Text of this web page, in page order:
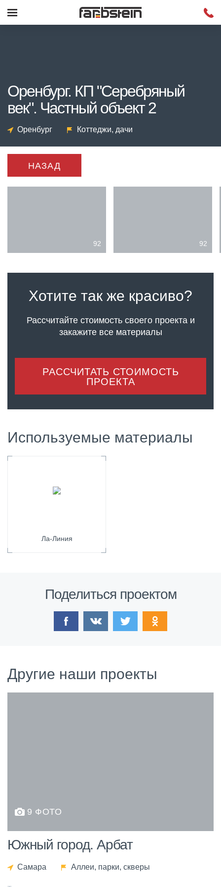
Оренбург. КП "Серебряный
век". Частный объект 2
Оренбург Коттеджи, дачи
НАЗАД
92 92
Хотите так же красиво?
Рассчитайте стоимость своего проектаи
закажите все материалы
РАССЧИТАТЬ СТОИМОСТЬ
ПРОЕКТА
Используемые материалы
Ла-Линия
Поделиться проектом
Другие наши проекты
9 ФОТО
Южный город. Арбат
Самара Аллеи, парки, скверы